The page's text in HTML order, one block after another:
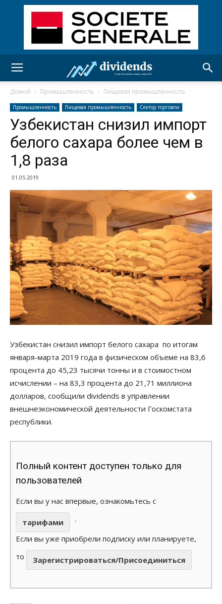
Домой Промышленность Пищевая промышленность
Промышленность Пищевая промышленность Сектор торговли
Узбекистан снизил импорт
белого сахара более чем в
1,8 раза
01.05.2019
Узбекистан снизил импорт белого сахара по итогам
января-марта 2019 года в физическом объеме на 83,6
процента до 45,23 тысячи тонны и в стоимостном
исчислении – на 83,3 процента до 21,71 миллиона
долларов, сообщили dividends в управлении
внешнеэкономической деятельности Госкомстата
республики.
Полный контент доступен только для
пользователей
Если вы у нас впервые, ознакомьтесь с
тарифами
.
Если вы уже приобрели подписку или планируете,
то
Зарегистрироваться/Присоединиться